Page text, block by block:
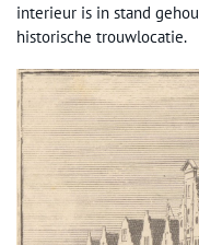
interieur is in stand
historische trouwlocatie.